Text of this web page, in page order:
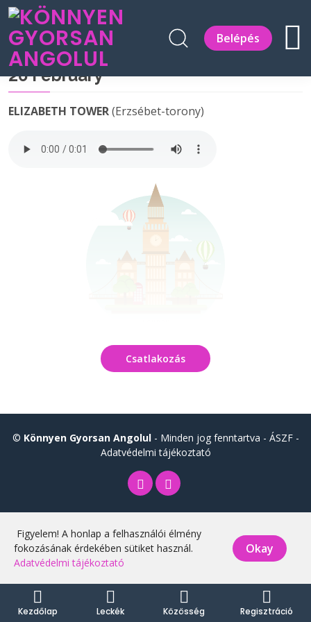
Belépés
26 February
ELIZABETH TOWER(Erzsébet-torony)
Csatlakozás
© Könnyen Gyorsan Angolul- Minden jog fenntartva - ÁSZF-
Adatvédelmi tájékoztató
Figyelem! A honlap a felhasználói élmény
fokozásának érdekében sütiket használ.
Adatvédelmi tájékoztató
Okay
Kezdőlap Leckék Közösség Regisztráció